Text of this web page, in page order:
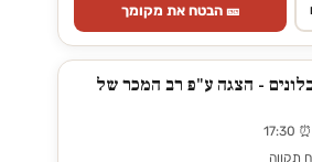
🎫 הבטח את מקומך
- הצגה ע"פ רב המכר של
תקווה